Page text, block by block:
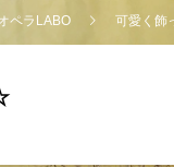
ペラLABO 可愛く飾